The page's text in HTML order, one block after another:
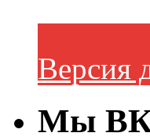
Версия
Мы